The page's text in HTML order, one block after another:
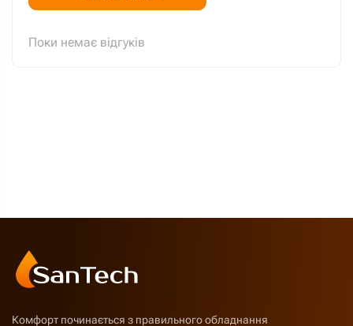
Поки немає відгуків
Комфорт починається з правильного обладнання